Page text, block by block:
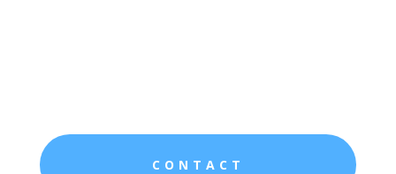
CONTACT